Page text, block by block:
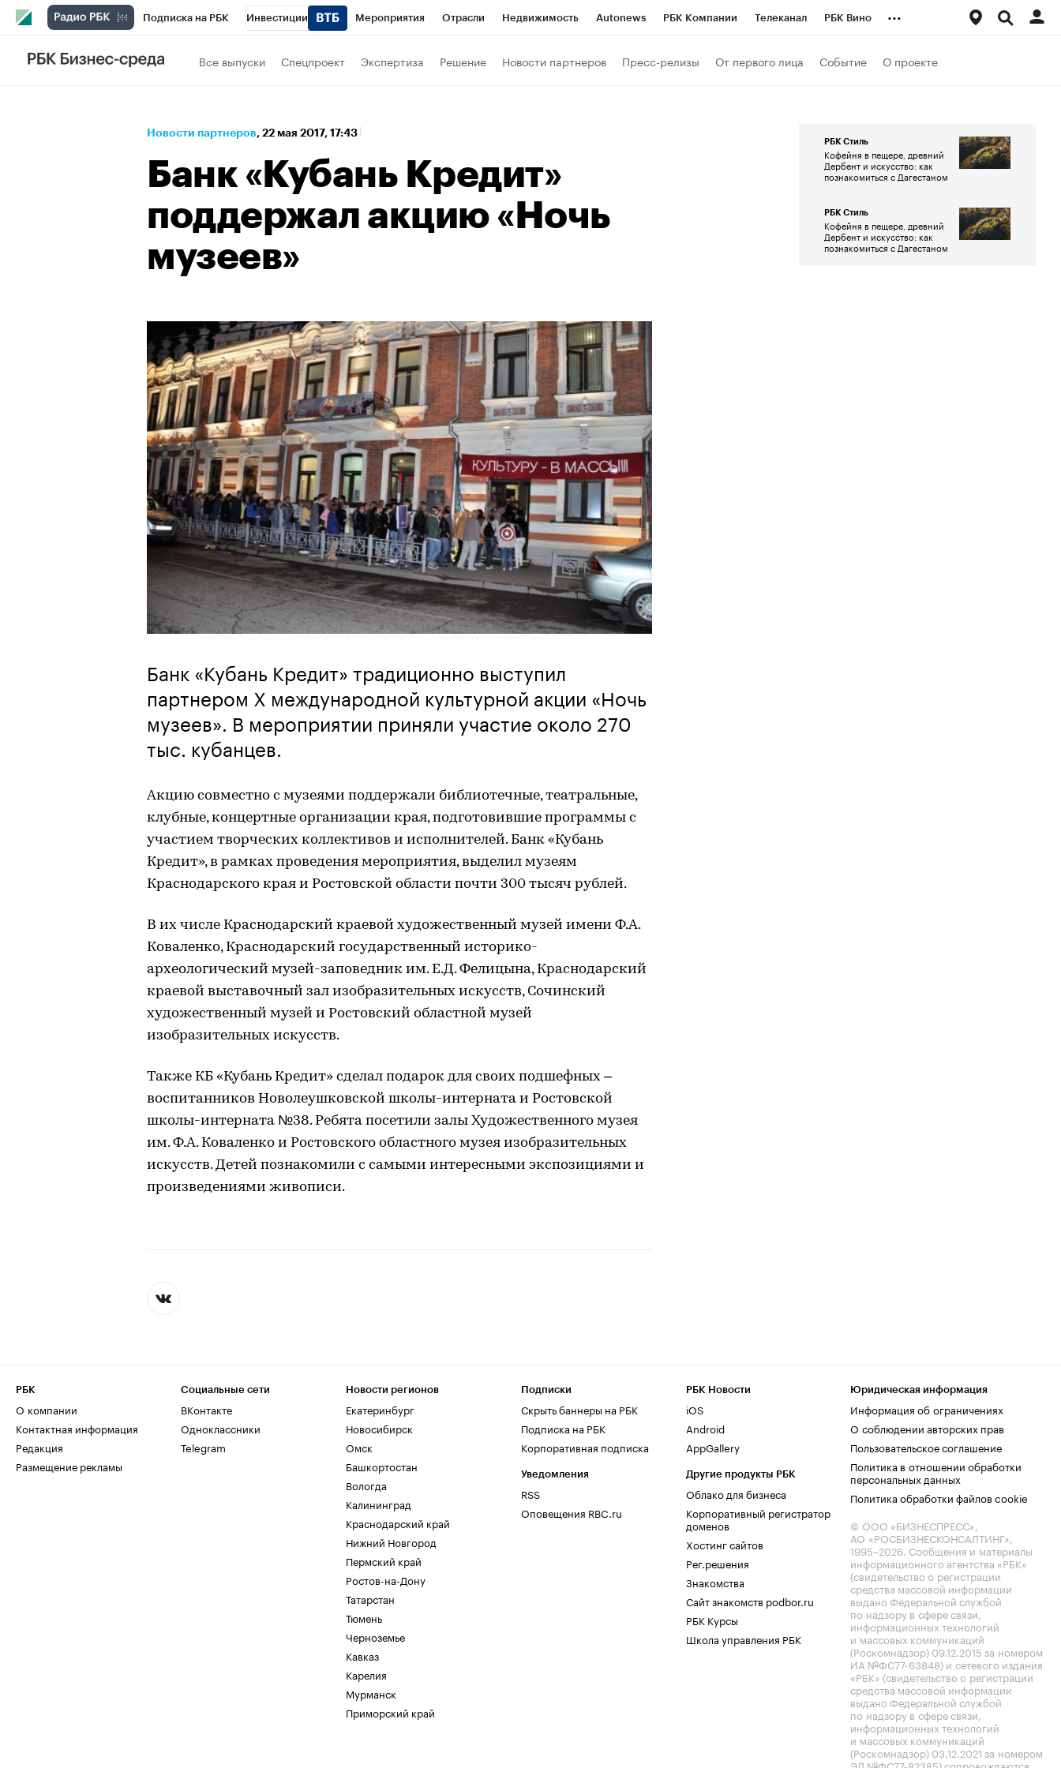
Подписка на РБК Инвестиции Мероприятия Отрасли Недвижимость Autonews РБК Компании Телеканал РБК Вино
Спорт
Технологии и медиа Финансы Рынок наличной валюты
...
Все выпуски Спецпроект Экспертиза Решение Новости партнеров Пресс-релизы От первого лица Событие О проекте
Новости партнеров⁠, 22 мая 2017, 17:43
Банк «Кубань Кредит»
поддержал акцию «Ночь
музеев»
Банк «Кубань Кредит» традиционно выступил
партнером Х международной культурной акции «Ночь
музеев». В мероприятии приняли участие около 270
тыс. кубанцев.
Акцию совместно с музеями поддержали библиотечные, театральные,
клубные, концертные организации края, подготовившие программы с
участием творческих коллективов и исполнителей. Банк «Кубань
Кредит», в рамках проведения мероприятия, выделил музеям
Краснодарского края и Ростовской области почти 300 тысяч рублей.
В их числе Краснодарский краевой художественный музей имени Ф.А.
Коваленко, Краснодарский государственный историко-
археологический музей-заповедник им. Е.Д. Фелицына, Краснодарский
краевой выставочный зал изобразительных искусств, Сочинский
художественный музей и Ростовский областной музей
изобразительных искусств.
Также КБ «Кубань Кредит» сделал подарок для своих подшефных –
воспитанников Новолеушковской школы-интерната и Ростовской
школы-интерната №38. Ребята посетили залы Художественного музея
им. Ф.А. Коваленко и Ростовского областного музея изобразительных
искусств. Детей познакомили с самыми интересными экспозициями и
произведениями живописи.
РБК Стиль
Кофейня в пещере, древний
Дербент и искусство: как
познакомиться с Дагестаном
РБК Стиль
Кофейня в пещере, древний
Дербент и искусство: как
познакомиться с Дагестаном
РБК
О компании
Контактная информация
Редакция
Размещение рекламы
Социальные сети
ВКонтакте
Одноклассники
Telegram
Новости регионов
Екатеринбург
Новосибирск
Омск
Башкортостан
Вологда
Калининград
Краснодарский край
Нижний Новгород
Пермский край
Ростов-на-Дону
Татарстан
Тюмень
Черноземье
Кавказ
Карелия
Мурманск
Приморский край
Подписки
Скрыть баннеры на РБК
Подписка на РБК
Корпоративная подписка
Уведомления
RSS
Оповещения RBC.ru
РБК Новости
iOS
Android
AppGallery
Другие продукты РБК
Облако для бизнеса
Корпоративный регистратор
доменов
Хостинг сайтов
Рег.решения
Знакомства
Сайт знакомств podbor.ru
РБК Курсы
Школа управления РБК
Юридическая информация
Информация об ограничениях
О соблюдении авторских прав
Пользовательское соглашение
Политика в отношении обработки
персональных данных
Политика обработки файлов cookie
© ООО «БИЗНЕСПРЕСС»,
АО «РОСБИЗНЕСКОНСАЛТИНГ»,
1995–2026. Сообщения и материалы
информационного агентства «РБК»
(свидетельство о регистрации
средства массовой информации
выдано Федеральной службой
по надзору в сфере связи,
информационных технологий
и массовых коммуникаций
(Роскомнадзор) 09.12.2015 за номером
ИА №ФС77-63848) и сетевого издания
«РБК» (свидетельство о регистрации
средства массовой информации
выдано Федеральной службой
по надзору в сфере связи,
информационных технологий
и массовых коммуникаций
(Роскомнадзор) 03.12.2021 за номером
ЭЛ №ФС77-82385) сопровождаются